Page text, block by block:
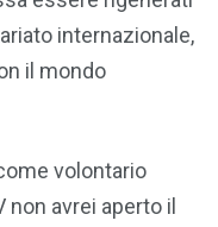
internazionale,
il mondo
volontario
non avrei aperto il